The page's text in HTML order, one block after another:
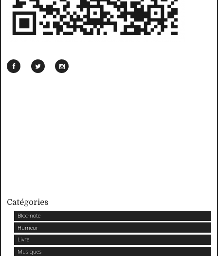
Catégories
Bloc-note
Humeur
Livre
Musiques